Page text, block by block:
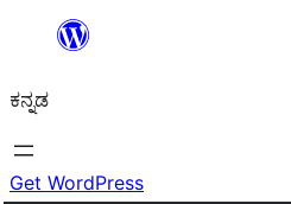
ವಿಷಯಕ್ಕೆ
ಕನ್ನಡ
Get WordPress